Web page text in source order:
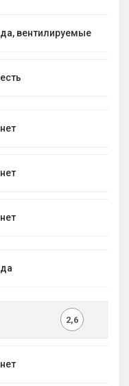
да, вентилируемые
есть
нет
нет
нет
да
2,6
нет